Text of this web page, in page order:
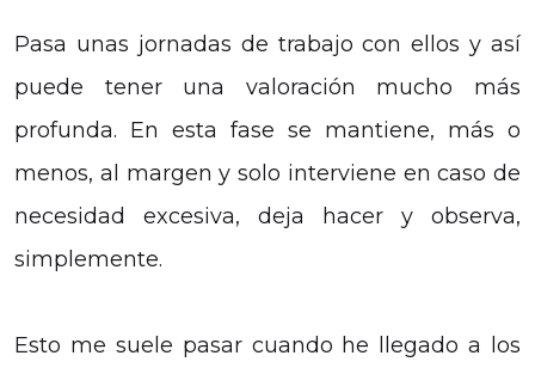
Pasa unas jornadas de trabajo con ellos y así
puede tener una valoración mucho más
profunda. En esta fase se mantiene, más o
menos, al margen y solo interviene en caso de
necesidad excesiva, deja hacer y observa,
simplemente.
Esto me suele pasar cuando he llegado a los